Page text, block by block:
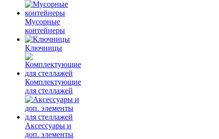
Мусорные
контейнеры
Ключницы
Комплектующие
для стеллажей
Аксессуары и
доп. элементы